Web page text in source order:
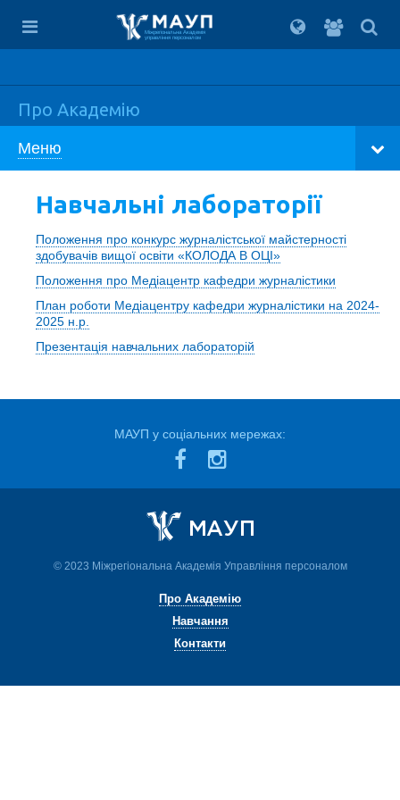
Вхід
для
Міжрегіональна Академія
управління персоналом
Про Академію
Меню
Навчальні лабораторії
Положення про конкурс журналістської майстерності
здобувачів вищої освіти «КОЛОДА В ОЦІ»
Положення про Медіацентр кафедри журналістики
План роботи Медіацентру кафедри журналістики на 2024-
2025 н.р.
Презентація навчальних лабораторій
МАУП у соціальних мережах:
© 2023 Міжрегіональна Академія Управління персоналом
Про Академію
Навчання
Контакти